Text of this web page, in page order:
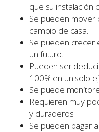
que su instalación
Se pueden mover
cambio de casa.
Se pueden crecer
un futuro.
Pueden ser
100% en un solo
Se puede
Requieren muy
y duraderos.
Se pueden pagar